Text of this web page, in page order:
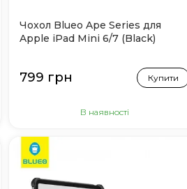
Чохол Blueo Ape Series для
Apple iPad Mini 6/7 (Black)
799 грн Купити
В наявності